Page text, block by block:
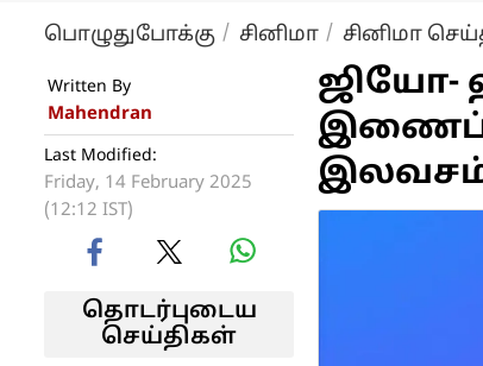
பொழுதுபோக்கு சினிமா சினிமா
Written By
Mahendran
Last Modified:
Friday, 14 February 2025
(12:12 IST)
தொடர்புடைய
செய்திகள்
ஜியோ-
இலவசம்